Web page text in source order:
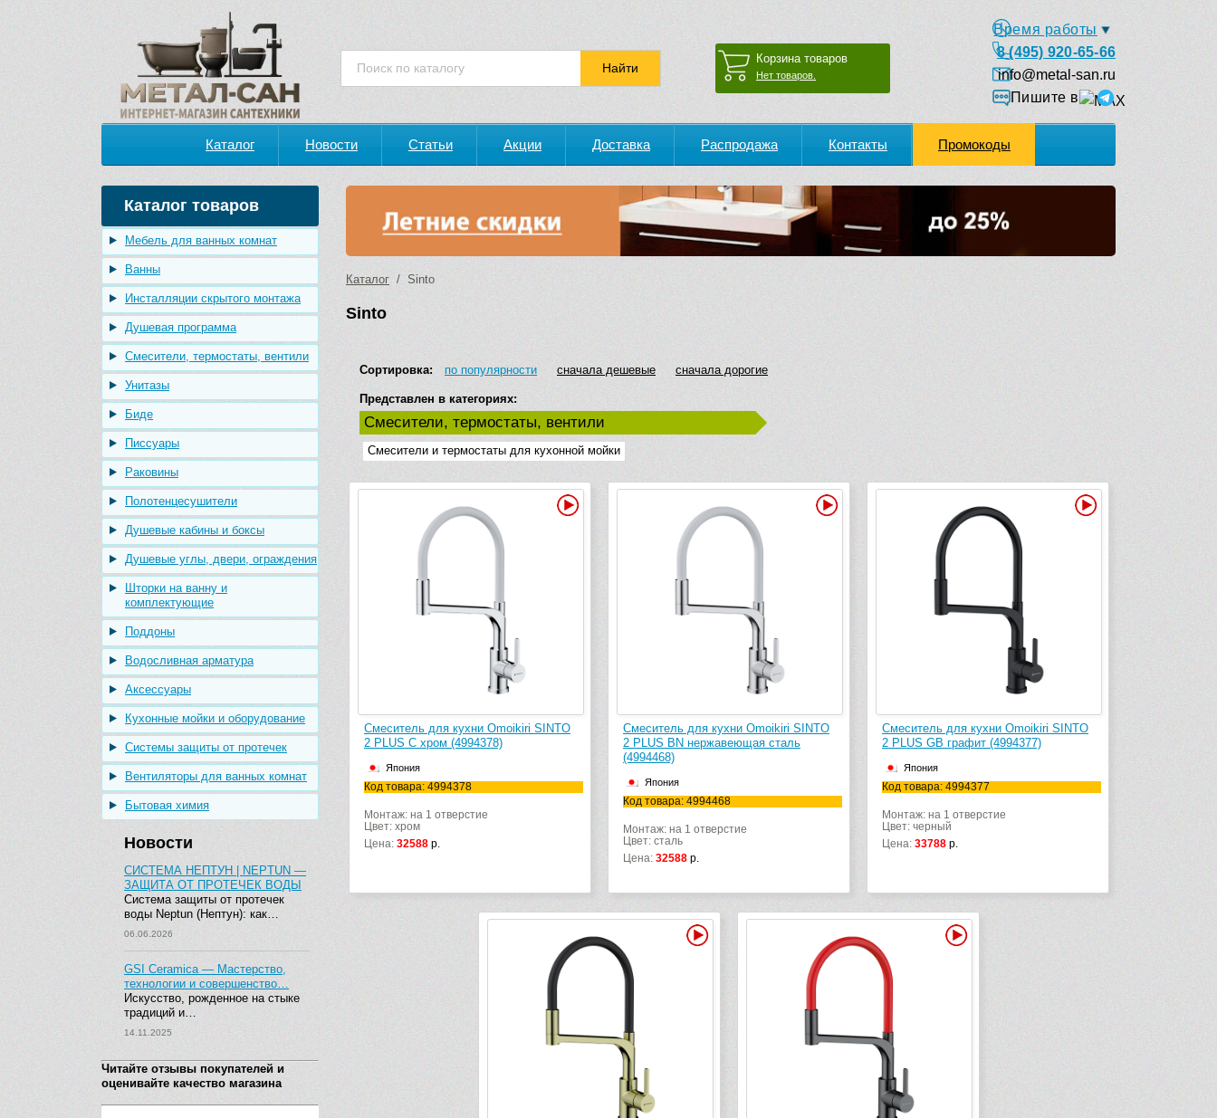
Корзина товаров
Нет товаров.
Время работы
8 (495) 920-65-66
info@metal-san.ru
Пишите в
Каталог Новости Статьи Акции Доставка Распродажа Контакты Промокоды
Каталог товаров
Мебель для ванных комнат
Ванны
Инсталляции скрытого монтажа
Душевая программа
Смесители, термостаты, вентили
Унитазы
Биде
Писсуары
Раковины
Полотенцесушители
Душевые кабины и боксы
Душевые углы, двери, ограждения
Шторки на ванну и
комплектующие
Поддоны
Водосливная арматура
Аксессуары
Кухонные мойки и оборудование
Системы защиты от протечек
Вентиляторы для ванных комнат
Бытовая химия
Новости
СИСТЕМА НЕПТУН | NEPTUN —
ЗАЩИТА ОТ ПРОТЕЧЕК ВОДЫ
Система защиты от протечек
воды Neptun (Нептун): как…
06.06.2026
GSI Ceramica — Мастерство,
технологии и совершенство…
Искусство, рожденное на стыке
традиций и…
14.11.2025
Читайте отзывы покупателей и
оценивайте качество магазина
Каталог / Sinto
Sinto
Сортировка: по популярности сначала дешевые сначала дорогие
Представлен в категориях:
Смесители, термостаты, вентили
Смесители и термостаты для кухонной мойки
Смеситель для кухни Omoikiri SINTO
2 PLUS C хром (4994378)
Япония
Код товара: 4994378
Монтаж: на 1 отверстие
Цвет: хром
Цена: 32588 р.
Смеситель для кухни Omoikiri SINTO
2 PLUS BN нержавеющая сталь
(4994468)
Япония
Код товара: 4994468
Монтаж: на 1 отверстие
Цвет: сталь
Цена: 32588 р.
Смеситель для кухни Omoikiri SINTO
2 PLUS GB графит (4994377)
Япония
Код товара: 4994377
Монтаж: на 1 отверстие
Цвет: черный
Цена: 33788 р.